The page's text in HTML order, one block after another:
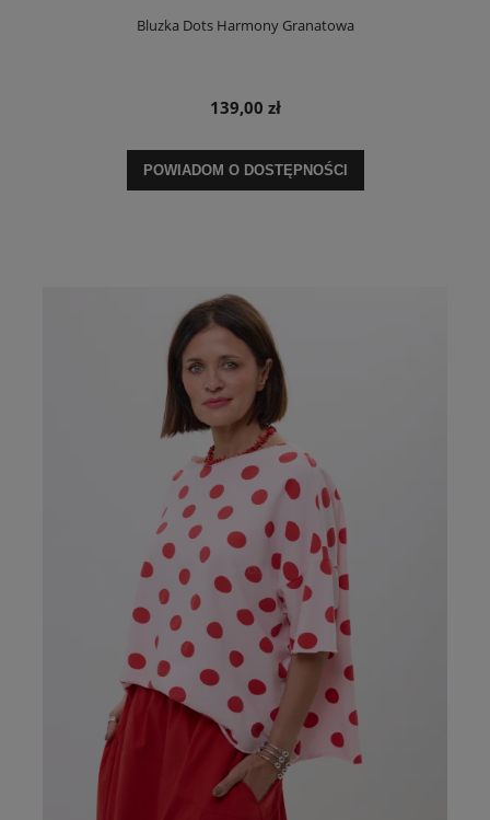
Bluzka Dots Harmony Granatowa
139,00 zł
POWIADOM O DOSTĘPNOŚCI